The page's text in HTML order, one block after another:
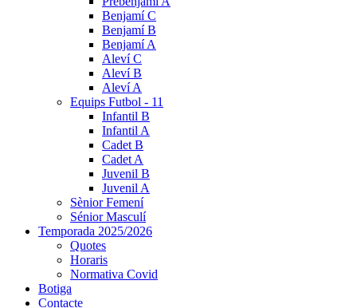
Benjamí C
Benjamí B
Benjamí A
Aleví C
Aleví B
Aleví A
Equips Futbol - 11
Infantil B
Infantil A
Cadet B
Cadet A
Juvenil B
Juvenil A
Sènior Femení
Sénior Masculí
Temporada 2025/2026
Quotes
Horaris
Normativa Covid
Botiga
Contacte